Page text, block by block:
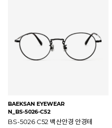
BAEKSAN EYEWEAR
N_BS-5026-C52
BS-5026 C52 백산안경 안경테